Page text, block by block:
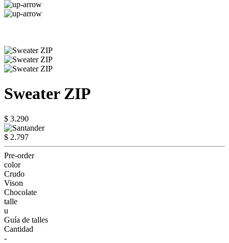
Sweater ZIP
$ 3.290
$ 2.797
Pre-order
color
Crudo
Vison
Chocolate
talle
u
Guía de talles
Cantidad
-